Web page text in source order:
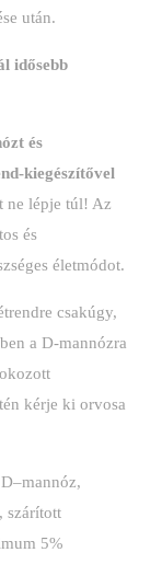
után.
idősebb
és
kiegészítővel
ne lépje túl! Az
és
életmódot.
csakúgy,
a D-mannózra
kérje ki orvosa
szárított
5%